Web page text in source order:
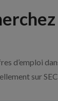
d’emploi
sur